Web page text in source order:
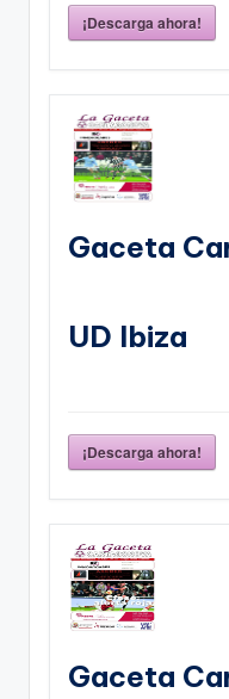
¡Descarga ahora!
Gaceta
UD Ibiza
¡Descarga ahora!
Gaceta